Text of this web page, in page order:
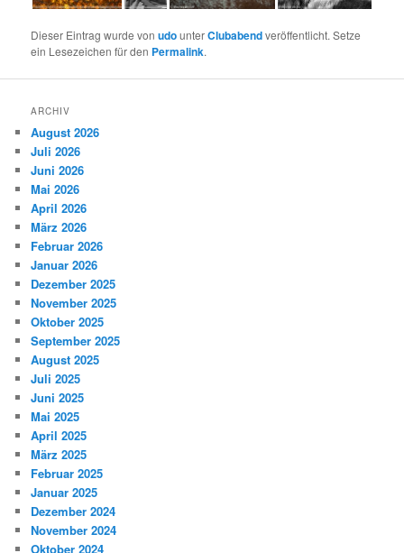
Dieser Eintrag wurde vonudounterClubabendveröffentlicht. Setze
ein Lesezeichen für den Permalink.
ARCHIV
August 2026
Juli 2026
Juni 2026
Mai 2026
April 2026
März 2026
Februar 2026
Januar 2026
Dezember 2025
November 2025
Oktober 2025
September 2025
August 2025
Juli 2025
Juni 2025
Mai 2025
April 2025
März 2025
Februar 2025
Januar 2025
Dezember 2024
November 2024
Oktober 2024